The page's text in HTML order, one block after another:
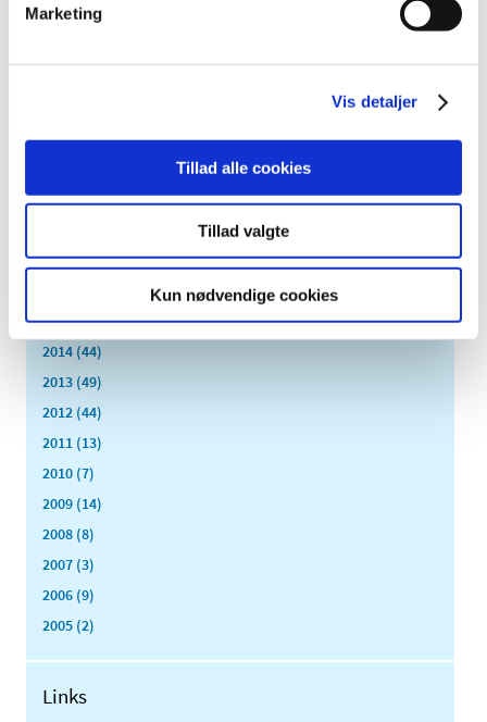
Marketing
Vis detaljer
Tillad alle cookies
Tillad valgte
Kun nødvendige cookies
april (11)
2021 (516)
2019 (159)
2017 (167)
2015 (33)
2014 (44)
2013 (49)
2012 (44)
2011 (13)
2010 (7)
2009 (14)
2008 (8)
2007 (3)
2006 (9)
2005 (2)
Links